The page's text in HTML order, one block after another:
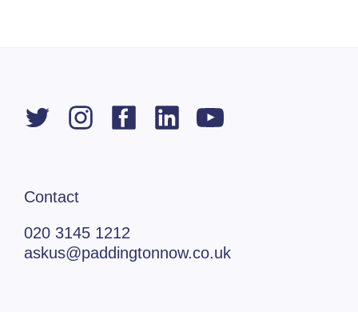
Contact
020 3145 1212
askus@paddingtonnow.co.uk